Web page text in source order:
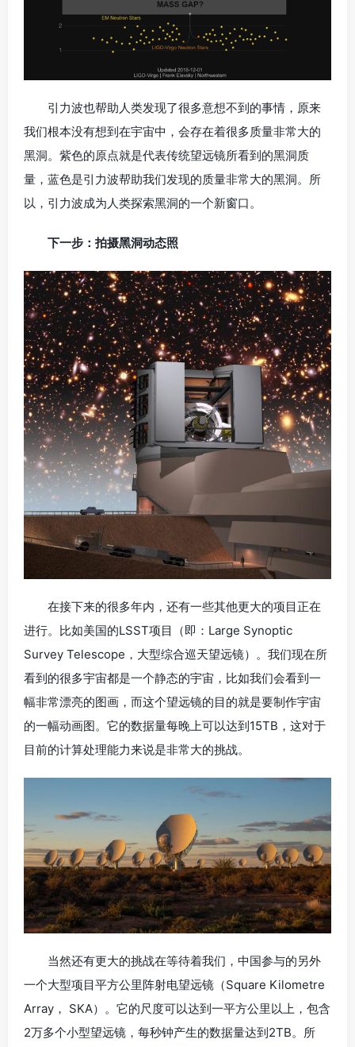
引力波也帮助人类发现了很多意想不到的事情，原来
我们根本没有想到在宇宙中，会存在着很多质量非常大的
黑洞。紫色的原点就是代表传统望远镜所看到的黑洞质
量，蓝色是引力波帮助我们发现的质量非常大的黑洞。所
以，引力波成为人类探索黑洞的一个新窗口。
下一步：拍摄黑洞动态照
在接下来的很多年内，还有一些其他更大的项目正在
进行。比如美国的LSST项目（即：Large Synoptic
Survey Telescope，大型综合巡天望远镜）。我们现在所
看到的很多宇宙都是一个静态的宇宙，比如我们会看到一
幅非常漂亮的图画，而这个望远镜的目的就是要制作宇宙
的一幅动画图。它的数据量每晚上可以达到15TB，这对于
目前的计算处理能力来说是非常大的挑战。
当然还有更大的挑战在等待着我们，中国参与的另外
一个大型项目平方公里阵射电望远镜（Square Kilometre
Array， SKA）。它的尺度可以达到一平方公里以上，包含
2万多个小型望远镜，每秒钟产生的数据量达到2TB。所